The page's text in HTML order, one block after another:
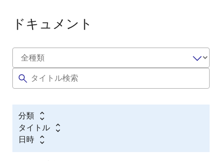
ドキュメント
分類
タイトル
日時